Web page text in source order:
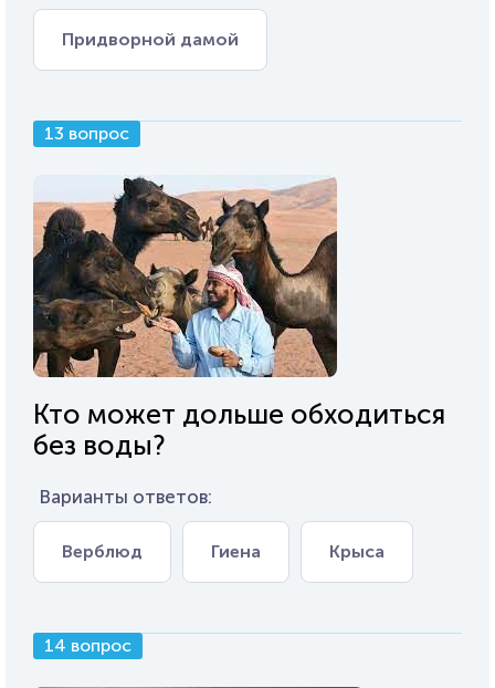
Придворной дамой
13 вопрос
Кто может дольше обходиться
без воды?
Варианты ответов:
Верблюд Гиена Крыса
14 вопрос